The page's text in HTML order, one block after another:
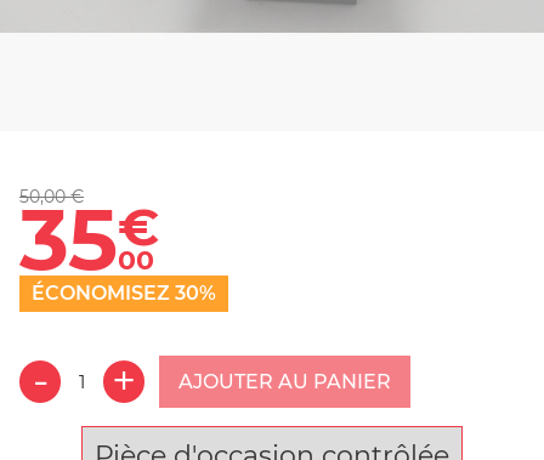
50,00 €
35€
00
ÉCONOMISEZ 30%
AJOUTER AU PANIER